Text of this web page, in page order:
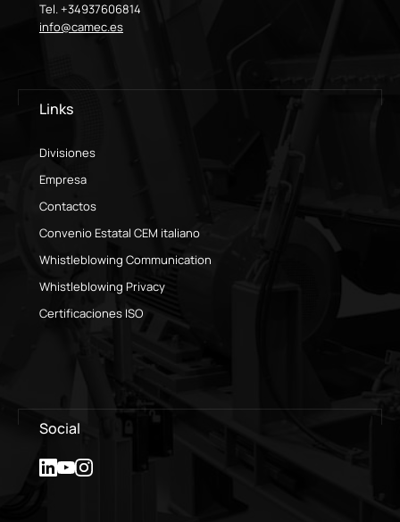
Tel. +34937606814
info@camec.es
Links
Divisiones
Empresa
Contactos
Convenio Estatal CEM italiano
Whistleblowing Communication
Whistleblowing Privacy
Certificaciones ISO
Social